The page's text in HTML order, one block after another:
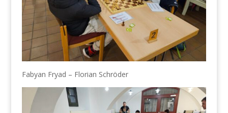
Fabyan Fryad – Florian Schröder